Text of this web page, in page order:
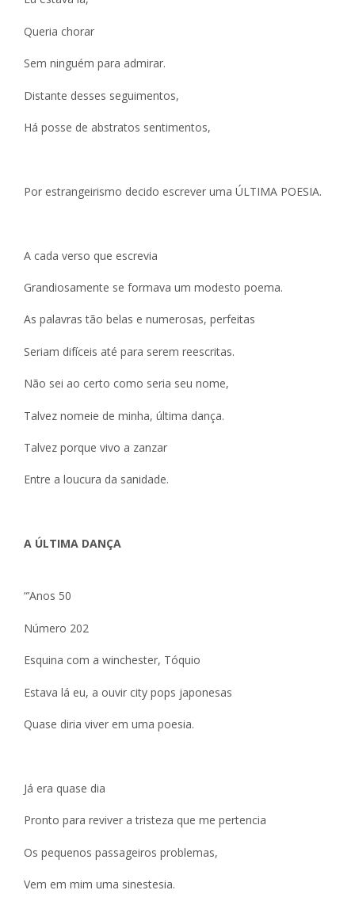
Queria chorar
Sem ninguém para admirar.
Distante desses seguimentos,
Há posse de abstratos sentimentos,
Por estrangeirismo decido escrever uma ÚLTIMA POESIA.
A cada verso que escrevia
Grandiosamente se formava um modesto poema.
As palavras tão belas e numerosas, perfeitas
Seriam difíceis até para serem reescritas.
Não sei ao certo como seria seu nome,
Talvez nomeie de minha, última dança.
Talvez porque vivo a zanzar
Entre a loucura da sanidade.
A ÚLTIMA DANÇA
“’Anos 50
Número 202
Esquina com a winchester, Tóquio
Estava lá eu, a ouvir city pops japonesas
Quase diria viver em uma poesia.
Já era quase dia
Pronto para reviver a tristeza que me pertencia
Os pequenos passageiros problemas,
Vem em mim uma sinestesia.